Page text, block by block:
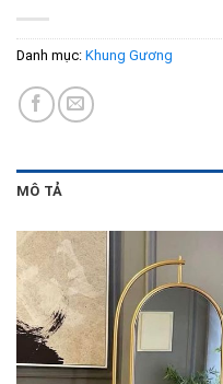
Danh mục: Khung Gương
MÔ TẢ